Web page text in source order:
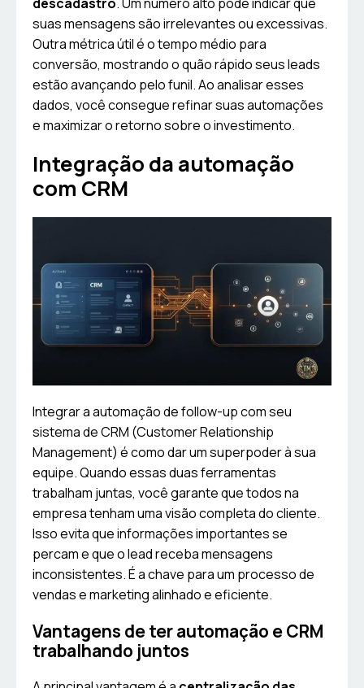
suas mensagens são irrelevantes ou excessivas.
Outra métrica útil é o tempo médio para
conversão, mostrando o quão rápido seus leads
estão avançando pelo funil. Ao analisar esses
dados, você consegue refinar suas automações
e maximizar o retorno sobre o investimento.
Integração da automação
com CRM
Integrar a automação de follow-up com seu
sistema de CRM (Customer Relationship
Management) é como dar um superpoder à sua
equipe. Quando essas duas ferramentas
trabalham juntas, você garante que todos na
empresa tenham uma visão completa do cliente.
Isso evita que informações importantes se
percam e que o lead receba mensagens
inconsistentes. É a chave para um processo de
vendas e marketing alinhado e eficiente.
Vantagens de ter automação e CRM
trabalhando juntos